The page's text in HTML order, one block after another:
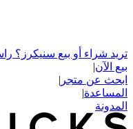
تريد شراء أو بيع سنيكرز؟
بيع الآن|
ابحث عن متجر |
المساعدة|
المدونة